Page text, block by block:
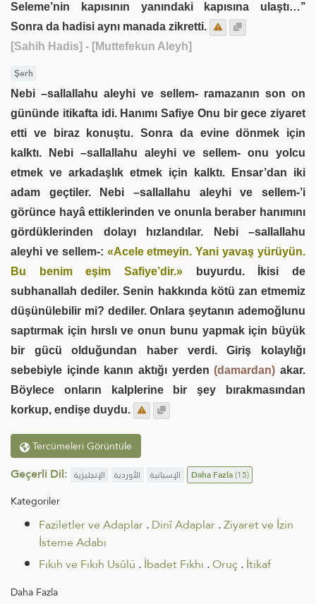
Seleme’nin kapısının yanındaki kapısına ulaştı…’’
Sonra da hadisi aynı manada zikretti.
[Sahih Hadis] - [Muttefekun Aleyh]
Şerh
Nebi –sallallahu aleyhi ve sellem- ramazanın son on
gününde itikafta idi. Hanımı Safiye Onu bir gece ziyaret
etti ve biraz konuştu. Sonra da evine dönmek için
kalktı. Nebi –sallallahu aleyhi ve sellem- onu yolcu
etmek ve arkadaşlık etmek için kalktı. Ensar’dan iki
adam geçtiler. Nebi –sallallahu aleyhi ve sellem-’i
görünce hayâ ettiklerinden ve onunla beraber hanımını
gördüklerinden dolayı hızlandılar. Nebi –sallallahu
aleyhi ve sellem-: «Acele etmeyin. Yani yavaş yürüyün.
Bu benim eşim Safiye’dir.» buyurdu. İkisi de
subhanallah dediler. Senin hakkında kötü zan etmemiz
düşünülebilir mi? dediler. Onlara şeytanın ademoğlunu
saptırmak için hırslı ve onun bunu yapmak için büyük
bir gücü olduğundan haber verdi. Giriş kolaylığı
sebebiyle içinde kanın aktığı yerden(damardan) akar.
Böylece onların kalplerine bir şey bırakmasından
korkup, endişe duydu.
Tercümeleri Görüntüle
Geçerli Dil: الإنجليزية الأوردية الإسبانية Daha Fazla(15)
Kategoriler
Faziletler ve Adaplar.Dinî Adaplar.Ziyaret ve İzin
İsteme Adabı
Fıkıh ve Fıkıh Usûlü .İbadet Fıkhı .Oruç .İtikaf
Daha Fazla